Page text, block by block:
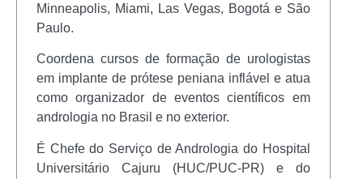
Minneapolis, Miami, Las Vegas, Bogotá e São
Paulo.
Coordena cursos de formação de urologistas
em implante de prótese peniana inflável e atua
como organizador de eventos científicos em
andrologia no Brasil e no exterior.
É Chefe do Serviço de Andrologia do Hospital
Universitário Cajuru (HUC/PUC-PR) e do